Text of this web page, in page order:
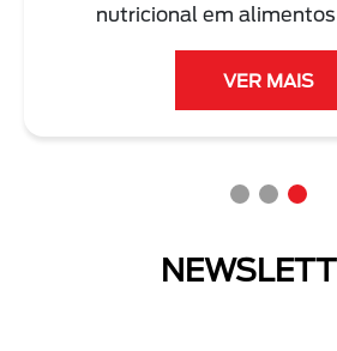
nutricional em alimentos
VER MAIS